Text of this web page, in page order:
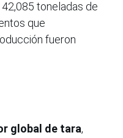
toneladas de
que
fueron
global de tara,